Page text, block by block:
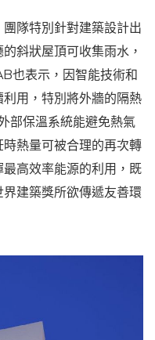
隊特別針對建築設計出
斜狀屋頂可收集雨水，
也表示，因智能技術和
用，特別將外牆的隔熱
部保溫系統能避免熱氣
熱量可被合理的再次轉
高效率能源的利用，既
建築獎所欲傳遞友善環